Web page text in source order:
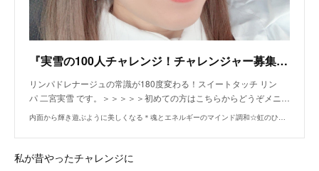
『実雪の100人チャレンジ！チャレンジャー募集♡』
リンパドレナージュの常識が180度変わる！スイートタッチ リン
パ 二宮実雪 です。＞＞＞＞＞初めての方はこちらからどうぞメニ…
内面から輝き遊ぶように美しくなる＊魂とエネルギーのマインド調和☆虹のひかり[名古屋市港区]
私が昔やったチャレンジに